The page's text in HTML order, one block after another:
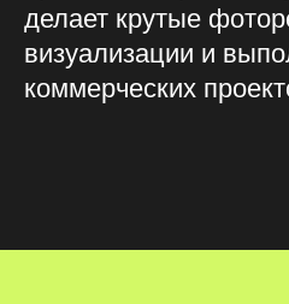
делает крутые
визуализации и
коммерческих